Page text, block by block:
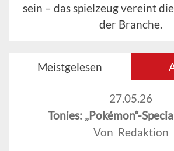
sein – das spielzeug vereint
der Branche.
Meistgelesen
27.05.26
Tonies: „Pokémon“-
Von Redaktion